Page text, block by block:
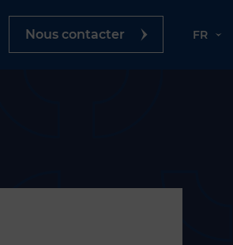
Nous contacter FR